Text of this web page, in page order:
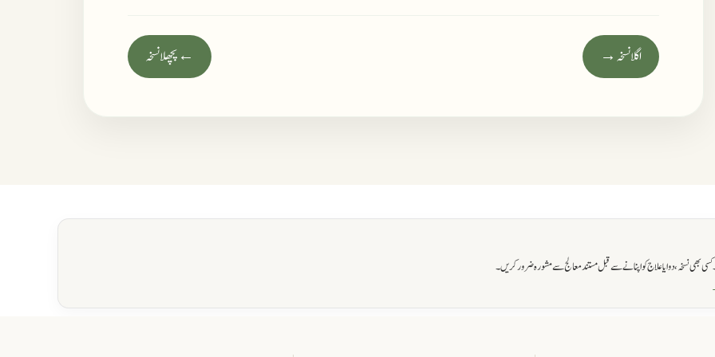
← پچھلا نسخہ اگلا نسخہ →
نسخہ، دوا یا علاج کو اپنانے سے قبل مستند معالج سے مشورہ ضرور کریں۔